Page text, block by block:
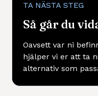
TA NÄSTA STEG
Så går du
Oavsett var ni
hjälper vi er att ta
alternativ som